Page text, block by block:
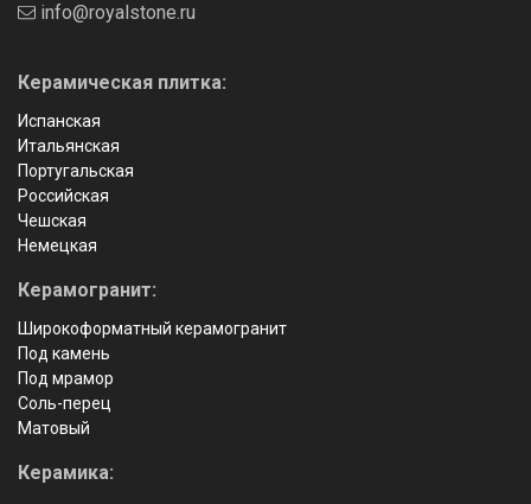
info@royalstone.ru
Керамическая плитка:
Испанская
Итальянская
Португальская
Российская
Чешская
Немецкая
Керамогранит:
Широкоформатный керамогранит
Под камень
Под мрамор
Соль-перец
Матовый
Керамика: